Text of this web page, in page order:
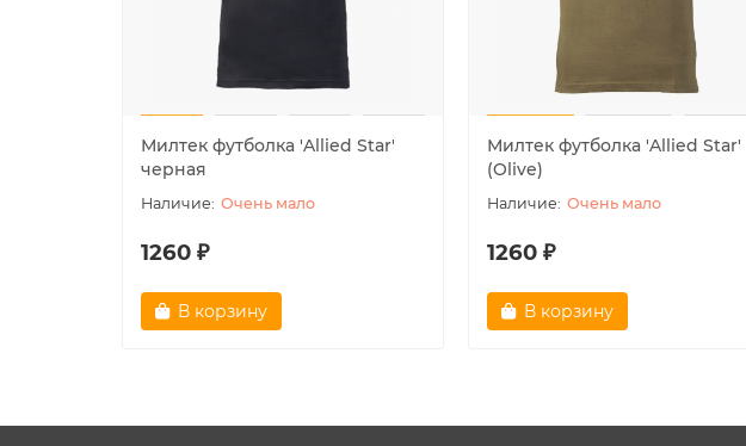
Милтек футболка ′Allied Star′
черная
Очень мало
1260 ₽
В корзину
Милтек футболка ′Allied Star′
(Olive)
Очень мало
1260 ₽
В корзину